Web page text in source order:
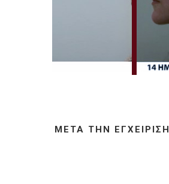
ΜΕΤΆ ΤΗΝ ΕΓΧΕΊΡΙΣΗ